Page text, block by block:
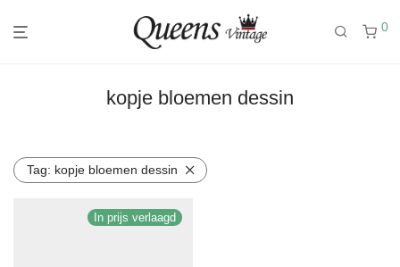
0
kopje bloemen dessin
Tag: kopje bloemen dessin
In prijs verlaagd